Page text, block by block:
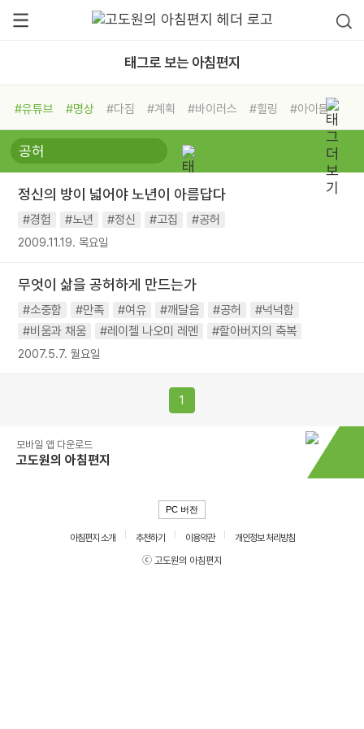
태그로 보는 아침편지
#유튜브 #명상 #다짐 #계획 #바이러스 #힐링
#아이들
#비전캠프
#독서캠프 #삶
#희망
#나눔 #친구 #링컨학교
#독서
#건강 #면역력
정신의 방이 넓어야 노년이 아름답다
#경험 #노년 #정신 #고집 #공허
2009.11.19. 목요일
무엇이 삶을 공허하게 만드는가
#소중함 #만족 #여유 #깨달음 #공허
#넉넉함
#비움과 채움
#레이첼 나오미 레멘 #할아버지의 축복
2007.5.7. 월요일
1
모바일 앱 다운로드
고도원의 아침편지
PC 버전
아침편지 소개 추천하기 이용약관
개인정보 처리방침
ⓒ 고도원의 아침편지